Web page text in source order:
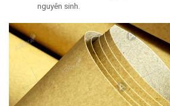
nguyên sinh.